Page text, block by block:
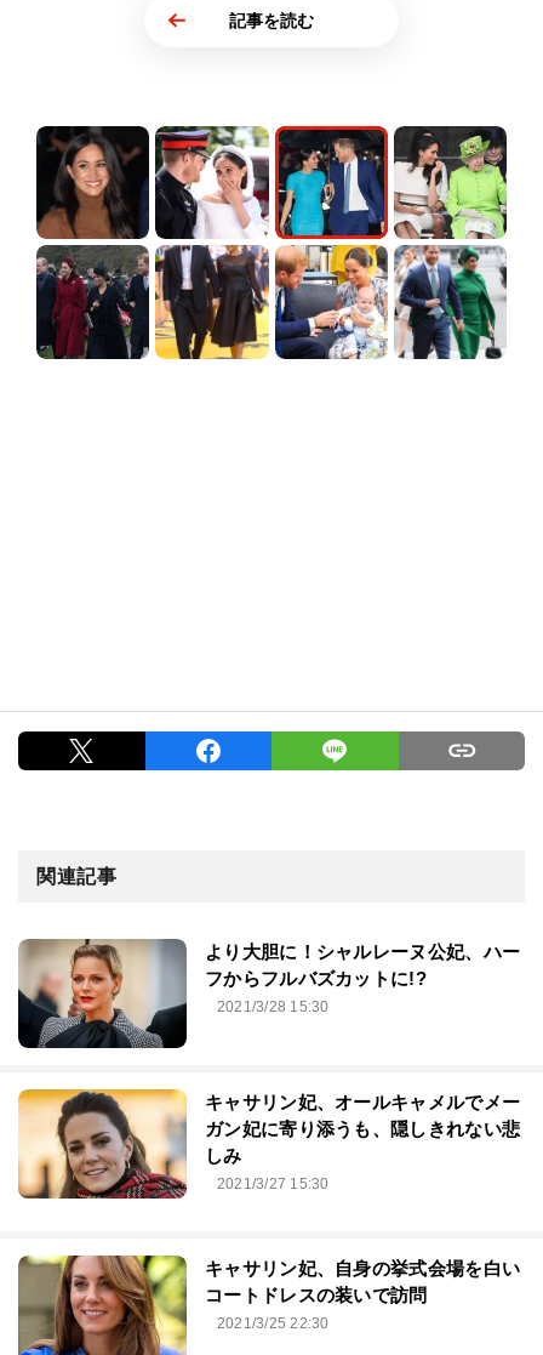
記事を読む
関連記事
より大胆に！シャルレーヌ公妃、ハー
フからフルバズカットに!?
2021/3/28 15:30
キャサリン妃、オールキャメルでメー
ガン妃に寄り添うも、隠しきれない悲
しみ
2021/3/27 15:30
キャサリン妃、自身の挙式会場を白い
コートドレスの装いで訪問
2021/3/25 22:30